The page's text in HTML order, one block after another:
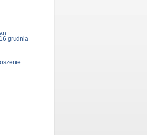
grudnia